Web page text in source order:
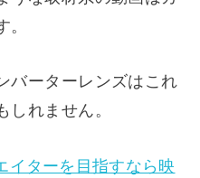
バーターレンズはこれ
れません。
イターを目指すなら​映